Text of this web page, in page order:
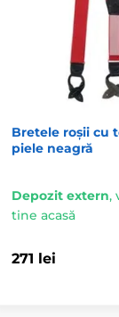
Bretele roșii cu
piele neagră
Depozit extern,
tine acasă
271 lei